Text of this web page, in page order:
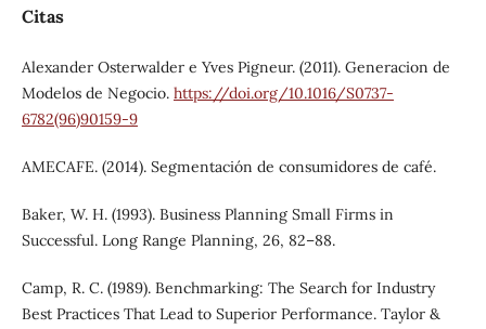
Citas
Alexander Osterwalder e Yves Pigneur. (2011). Generacion de
Modelos de Negocio. https://doi.org/10.1016/S0737-
6782(96)90159-9
AMECAFE. (2014). Segmentación de consumidores de café.
Baker, W. H. (1993). Business Planning Small Firms in
Successful. Long Range Planning, 26, 82–88.
Camp, R. C. (1989). Benchmarking: The Search for Industry
Best Practices That Lead to Superior Performance. Taylor &